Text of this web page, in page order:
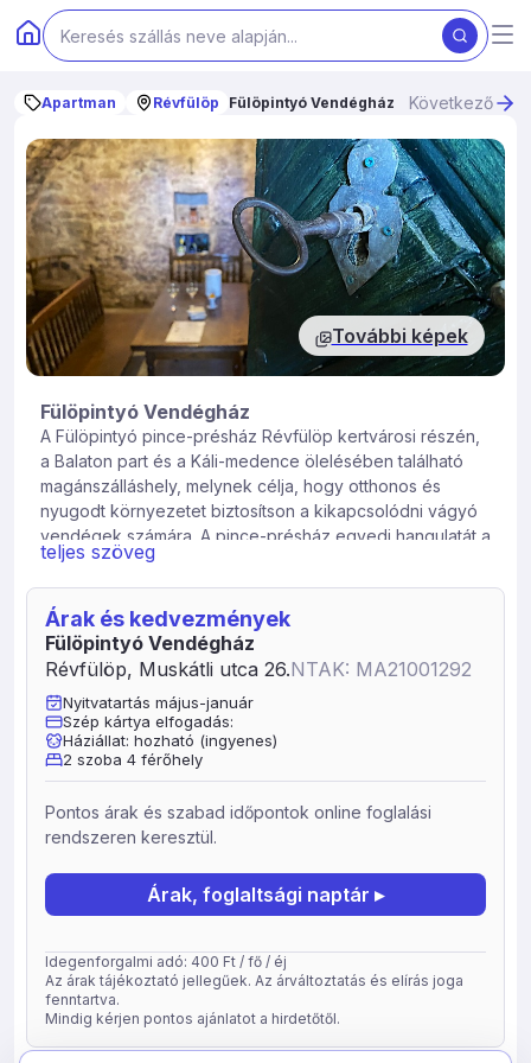
Apartman Révfülöp Fülöpintyó Vendégház Következő
További képek
Fülöpintyó Vendégház
A Fülöpintyó pince-présház Révfülöp kertvárosi részén,
a Balaton part és a Káli-medence ölelésében található
magánszálláshely, melynek célja, hogy otthonos és
nyugodt környezetet biztosítson a kikapcsolódni vágyó
vendégek számára. A pince-présház egyedi hangulatát a
nagy kert, a ház aljában található borospince, valamint a
település varázsa teszi egyedivé. A szálláshely két darab
kétszemélyes emeleti hálószobával (melyből egyik
pótágyazható) várja vendégeit. Az alsó szinten nappali-
konyha, fürdő és borospince található.
Foglalható szállás:
Teljes ház Romantik 4 fős hétvégi ház (pótágyazható)
teljes szöveg
Árak és kedvezmények
Fülöpintyó Vendégház
Révfülöp, Muskátli utca 26.NTAK: MA21001292
Nyitvatartás május-január
Szép kártya elfogadás:
Háziállat: hozható (ingyenes)
2 szoba 4 férőhely
Pontos árak és szabad időpontok online foglalási
rendszeren keresztül.
Árak, foglaltsági naptár ▸
Idegenforgalmi adó: 400 Ft / fő / éj
Az árak tájékoztató jellegűek. Az árváltoztatás és elírás joga
fenntartva.
Mindig kérjen pontos ajánlatot a hirdetőtől.